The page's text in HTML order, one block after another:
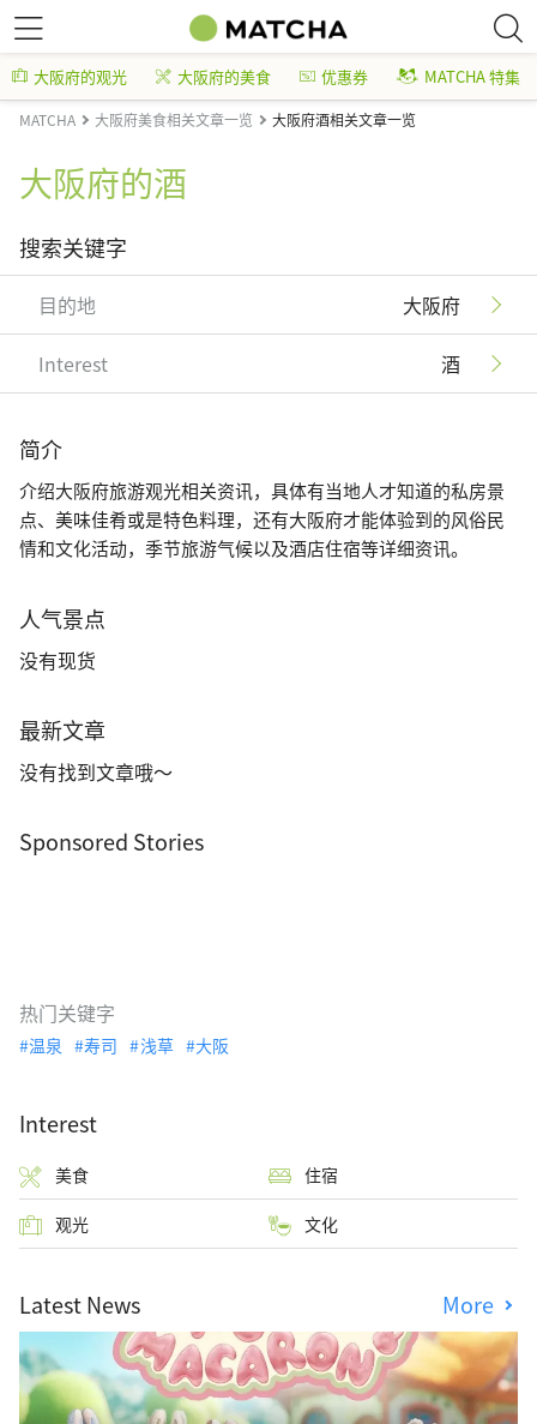
大阪府的观光 大阪府的美食 优惠券 MATCHA 特集
MATCHA 大阪府美食相关文章一览 大阪府酒相关文章一览
大阪府的酒
搜索关键字
目的地 大阪府
Interest 酒
简介
介绍大阪府旅游观光相关资讯，具体有当地人才知道的私房景
点、美味佳肴或是特色料理，还有大阪府才能体验到的风俗民
情和文化活动，季节旅游气候以及酒店住宿等详细资讯。
人气景点
没有现货
最新文章
没有找到文章哦～
Sponsored Stories
热门关键字
温泉 寿司 浅草 大阪
Interest
美食 住宿
观光 文化
Latest News More